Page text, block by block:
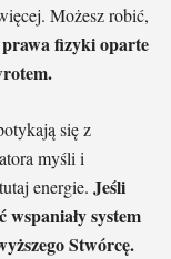
Możesz robić,
fizyki oparte
się z
myśli i
energie. Jeśli
system
Stwórcę.